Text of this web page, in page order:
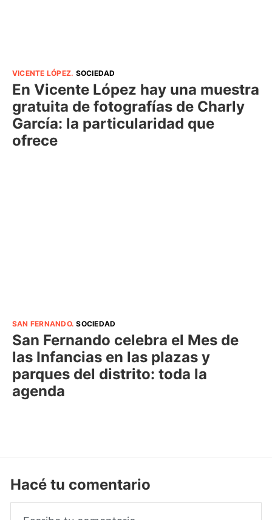
VICENTE LÓPEZ. SOCIEDAD
En Vicente López hay una muestra
gratuita de fotografías de Charly
García: la particularidad que
ofrece
SAN FERNANDO.SOCIEDAD
San Fernando celebra el Mes de
las Infancias en las plazas y
parques del distrito: toda la
agenda
Hacé tu comentario